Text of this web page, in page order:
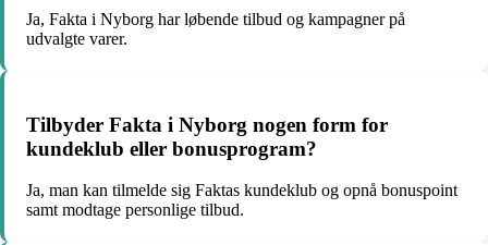
Ja, Fakta i Nyborg har løbende tilbud og kampagner på
udvalgte varer.
Tilbyder Fakta i Nyborg nogen form for
kundeklub eller bonusprogram?
Ja, man kan tilmelde sig Faktas kundeklub og opnå bonuspoint
samt modtage personlige tilbud.